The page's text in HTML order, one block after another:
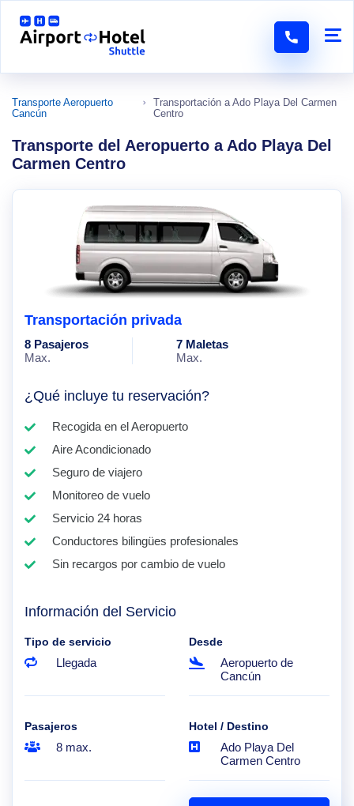
Transporte Aeropuerto
Cancún
Transportación a Ado Playa Del Carmen
Centro
Transporte del Aeropuerto a Ado Playa Del
Carmen Centro
Transportación privada
8 Pasajeros
Max.
7 Maletas
Max.
¿Qué incluye tu reservación?
Recogida en el Aeropuerto
Aire Acondicionado
Seguro de viajero
Monitoreo de vuelo
Servicio 24 horas
Conductores bilingües profesionales
Sin recargos por cambio de vuelo
Información del Servicio
Tipo de servicio
Llegada
Desde
Aeropuerto de
Cancún
Pasajeros
8 max.
Hotel / Destino
Ado Playa Del
Carmen Centro